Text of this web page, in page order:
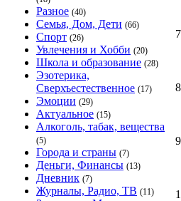
Разное (40)
Семья, Дом, Дети (66)
Спорт (26)
Увлечения и Хобби (20)
Школа и образование (28)
Эзотерика,
Сверхъестественное (17)
Эмоции (29)
Актуальное (15)
Алкоголь, табак, вещества
(5)
Города и страны (7)
Деньги, Финансы (13)
Дневник (7)
Журналы, Радио, ТВ (11)